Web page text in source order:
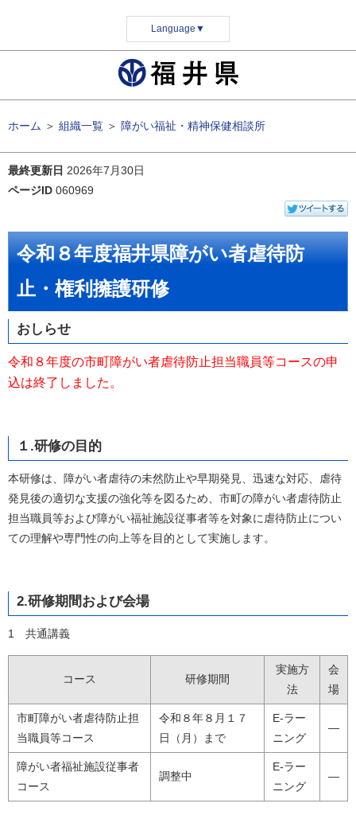
Language ▼
ホーム ＞ 組織一覧 ＞ 障がい福祉・精神保健相談所
最終更新日 2026年7月30日
ページID 060969
令和８年度福井県障がい者虐待防
止・権利擁護研修
おしらせ
令和８年度の市町障がい者虐待防止担当職員等コースの申
込は終了しました。
１.研修の目的
本研修は、障がい者虐待の未然防止や早期発見、迅速な対応、虐待
発見後の適切な支援の強化等を図るため、市町の障がい者虐待防止
担当職員等および障がい福祉施設従事者等を対象に虐待防止につい
ての理解や専門性の向上等を目的として実施します。
2.研修期間および会場
1 共通講義
コース 研修期間
実施方
法
会
場
市町障がい者虐待防止担
当職員等コース
令和８年８月１７
日（月）まで
E-ラー
ニング
―
障がい者福祉施設従事者
コース
調整中
E-ラー
ニング
―